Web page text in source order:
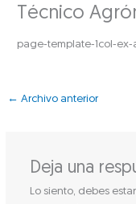
Técnico
page-template-1col-
← Archivo anterior
Deja una
Lo siento, debes estar